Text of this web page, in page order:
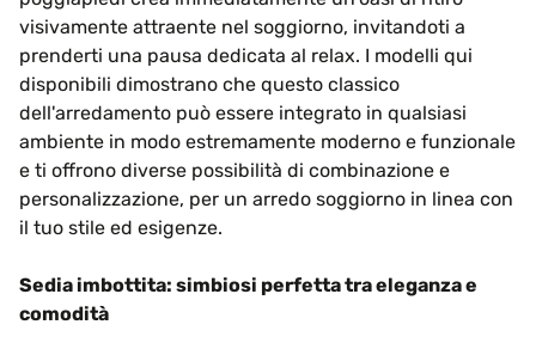
visivamente attraente nel soggiorno, invitandoti a
prenderti una pausa dedicata al relax. I modelli qui
disponibili dimostrano che questo classico
dell'arredamento può essere integrato in qualsiasi
ambiente in modo estremamente moderno e funzionale
e ti offrono diverse possibilità di combinazione e
personalizzazione, per un arredo soggiorno in linea con
il tuo stile ed esigenze.
Sedia imbottita: simbiosi perfetta tra eleganza e
comodità